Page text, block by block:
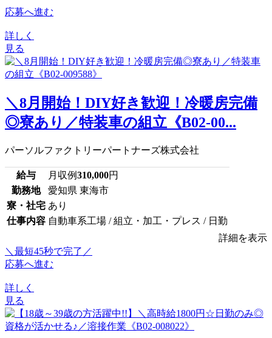
応募へ進む
詳しく
見る
＼8月開始！DIY好き歓迎！冷暖房完備
◎寮あり／特装車の組立《B02-00...
パーソルファクトリーパートナーズ株式会社
給与 月収例310,000円
勤務地
愛知県 東海市
寮・社宅 あり
仕事内容 自動車系工場 / 組立・加工・プレス / 日勤
詳細を表示
＼最短45秒で完了／
応募へ進む
詳しく
見る